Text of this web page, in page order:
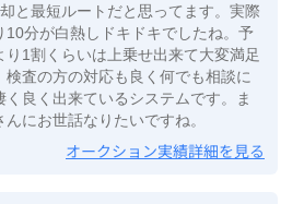
と最短ルートだと思ってます。実際
10分が白熱しドキドキでしたね。予
り1割くらいは上乗せ出来て大変満足
検査の方の対応も良く何でも相談に
良く出来ているシステムです。ま
にお世話なりたいですね。
オークション実績詳細を見る